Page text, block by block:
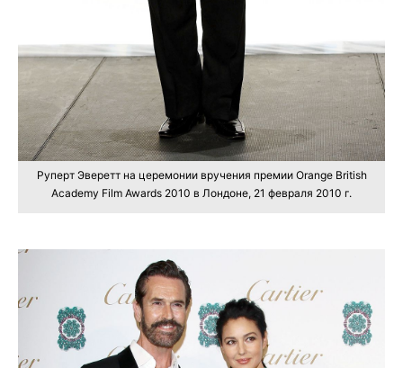
Руперт Эверетт на церемонии вручения премии Orange British
Academy Film Awards 2010 в Лондоне, 21 февраля 2010 г.